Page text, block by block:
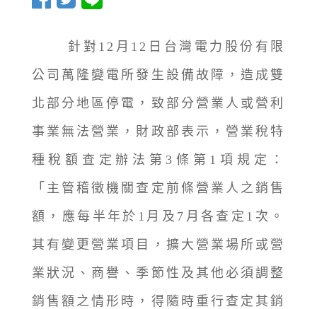
針對12月12日台灣電力股份有限
公司萬隆變電所發生設備故障，造成雙
北部分地區停電，致部分營業人或營利
事業無法營業，財政部表示，營業稅特
種稅額查定辦法第3條第1項規定：
「主管稽徵機關查定前條營業人之銷售
額，應每半年於1月及7月各查定1次。
其有變更營業項目，擴大營業場所或營
業狀況、商譽、季節性及其他必須調整
銷售額之情形時，得隨時重行查定其銷